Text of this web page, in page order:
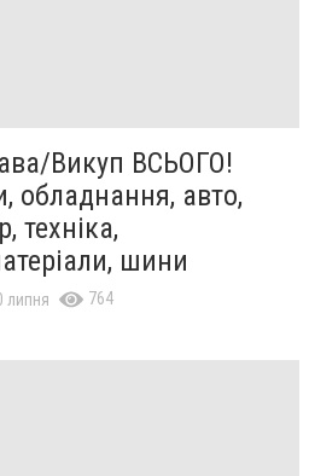
Викуп ВСЬОГО!
обладнання, авто,
техніка,
шини
липня 764